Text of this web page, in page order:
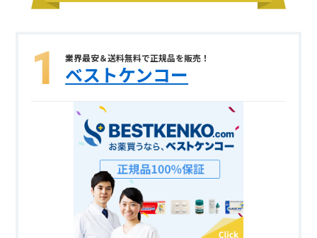
業界最安＆送料無料で正規品を販売！
ベストケンコー